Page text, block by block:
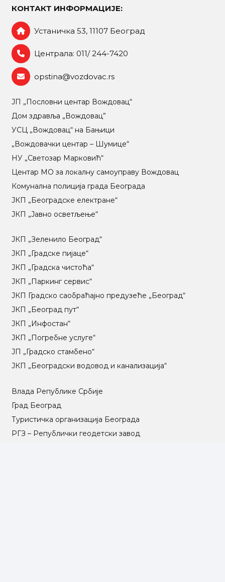
КОНТАКТ ИНФОРМАЦИЈЕ:
Устаничка 53, 11107 Београд
Централа: 011/ 244-7420
opstina@vozdovac.rs
ЈП „Пословни центар Вождовац“
Дом здравља „Вождовац”
УСЦ „Вождовац“ на Бањици
„Вождовачки центар – Шумице“
НУ „Светозар Марковић“
Центар МO за локалну самоуправу Вождовац
Комунална полиција града Београда
ЈКП „Београдске електране“
ЈКП „Јавно осветљење“
ЈКП „Зеленило Београд“
ЈКП „Градске пијаце“
ЈКП „Градска чистоћа“
ЈКП „Паркинг сервис“
ЈКП Градско саобраћајно предузеће „Београд“
ЈКП „Београд пут“
ЈКП „Инфостан“
ЈКП „Погребне услуге“
ЈП „Градско стамбено“
ЈКП „Београдски водовод и канализација“
Влада Републике Србије
Град Београд
Туристичка организација Београда
РГЗ – Републички геодетски завод